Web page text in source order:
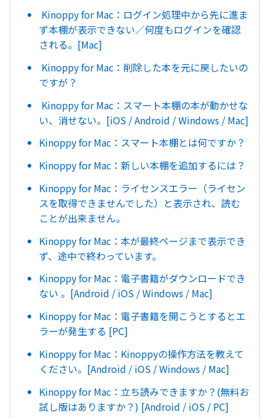
Kinoppy for Mac：ログイン処理中から先に進ま
ず本棚が表示できない／何度もログインを確認
される。[Mac]
Kinoppy for Mac：削除した本を元に戻したいの
ですが？
Kinoppy for Mac：スマート本棚の本が動かせな
い、消せない。[iOS / Android / Windows / Mac]
Kinoppy for Mac：スマート本棚とは何ですか？
Kinoppy for Mac：新しい本棚を追加するには？
Kinoppy for Mac：ライセンスエラー（ライセン
スを取得できませんでした）と表示され、読む
ことが出来ません。
Kinoppy for Mac：本が最終ページまで表示でき
ず、途中で終わっています。
Kinoppy for Mac：電子書籍がダウンロードでき
ない 。[Android / iOS / Windows / Mac]
Kinoppy for Mac：電子書籍を開こうとするとエ
ラーが発生する [PC]
Kinoppy for Mac：Kinoppyの操作方法を教えて
ください。[Android / iOS / Windows / Mac]
Kinoppy for Mac：立ち読みできますか？(無料お
試し版はありますか？) [Android / iOS / PC]